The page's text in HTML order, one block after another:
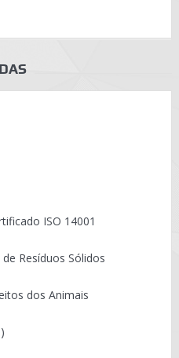
ISO 14001
Resíduos Sólidos
dos Animais